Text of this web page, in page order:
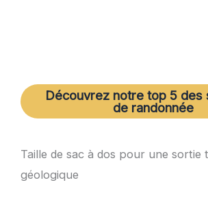
Découvrez notre top 5 des
de randonnée
Taille de sac à dos pour une sortie
géologique